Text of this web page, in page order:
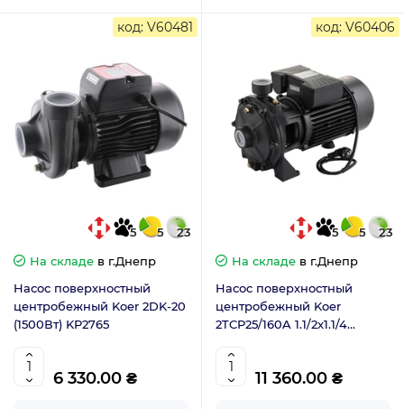
код: V60481
5 5
23
На складе в г.Днепр
Насос поверхностный
центробежный Koer 2DK-20
(1500Вт) KP2765
6 330.00 ₴
код: V60406
5 5
23
На складе в г.Днепр
Насос поверхностный
центробежный Koer
2TCP25/160A 1.1/2x1.1/4
11 360.00 ₴